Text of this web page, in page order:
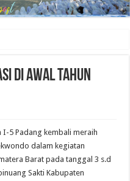
di awal Tahun
I-5 Padang kembali meraih
dalam kegiatan
Barat pada tanggal 3 s.d
Sakti Kabupaten